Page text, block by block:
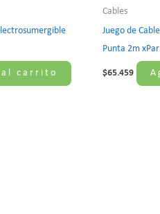
al carrito
Cables
Juego de
Punta 2m xPar
$65.459